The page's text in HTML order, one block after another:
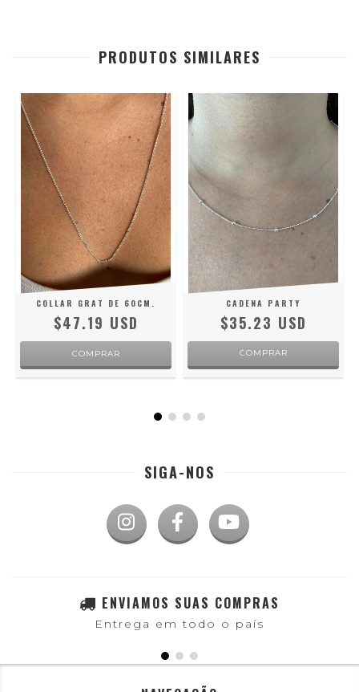
PRODUTOS SIMILARES
COLLAR GRAT DE 60CM.
$47.19 USD
CADENA PARTY
$35.23 USD
COMPRAR
SIGA-NOS
ENVIAMOS SUAS COMPRAS
Entrega em todo o país